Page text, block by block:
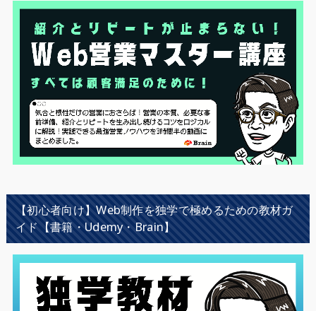
【初心者向け】Web制作を独学で極めるための教材ガ
イド【書籍・Udemy・Brain】